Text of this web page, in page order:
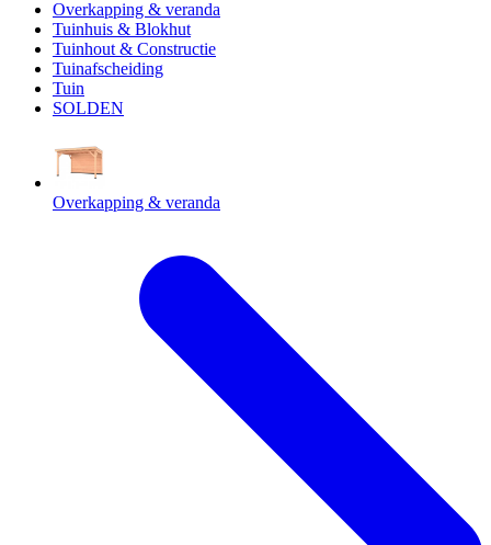
Overkapping & veranda
Tuinhuis & Blokhut
Tuinhout & Constructie
Tuinafscheiding
Tuin
SOLDEN
Overkapping & veranda